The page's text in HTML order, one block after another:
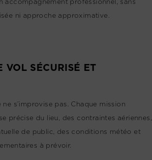
ni approche approximative.
VOL SÉCURISÉ ET
s’improvise pas. Chaque mission
précise du lieu, des contraintes aériennes,
de public, des conditions météo et
à prévoir.